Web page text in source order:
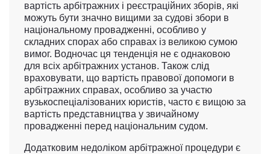
вартість арбітражних і реєстраційних зборів, які
можуть бути значно вищими за судові збори в
національному провадженні, особливо у
складних спорах або справах із великою сумою
вимог. Водночас ця тенденція не є однаковою
для всіх арбітражних установ. Також слід
враховувати, що вартість правової допомоги в
арбітражних справах, особливо за участю
вузькоспеціалізованих юристів, часто є вищою за
вартість представництва у звичайному
провадженні перед національним судом.
Додатковим недоліком арбітражної процедури є